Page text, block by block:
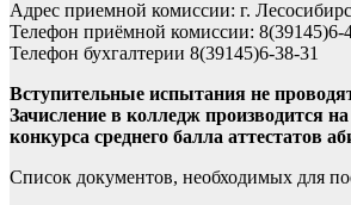
Адрес приемной комиссии: г.
Телефон приёмной комиссии: 8(39145)6-
Телефон бухгалтерии 8(39145)6-38-31
Вступительные испытания не
Зачисление в колледж производится
конкурса среднего балла аттестатов
Список документов, необходимых для